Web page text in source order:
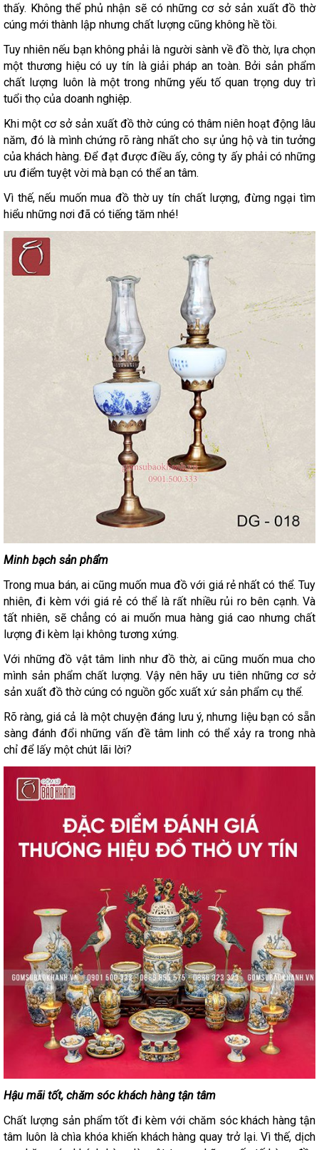
thấy. Không thể phủ nhận sẽ có những cơ sở sản xuất đồ thờ
cúng mới thành lập nhưng chất lượng cũng không hề tồi.
Tuy nhiên nếu bạn không phải là người sành về đồ thờ, lựa chọn
một thương hiệu có uy tín là giải pháp an toàn. Bởi sản phẩm
chất lượng luôn là một trong những yếu tố quan trọng duy trì
tuổi thọ của doanh nghiệp.
Khi một cơ sở sản xuất đồ thờ cúng có thâm niên hoạt động lâu
năm, đó là mình chứng rõ ràng nhất cho sự ủng hộ và tin tưởng
của khách hàng. Để đạt được điều ấy, công ty ấy phải có những
ưu điểm tuyệt vời mà bạn có thể an tâm.
Vì thế, nếu muốn mua đồ thờ uy tín chất lượng, đừng ngại tìm
hiểu những nơi đã có tiếng tăm nhé!
Minh bạch sản phẩm
Trong mua bán, ai cũng muốn mua đồ với giá rẻ nhất có thể. Tuy
nhiên, đi kèm với giá rẻ có thể là rất nhiều rủi ro bên cạnh. Và
tất nhiên, sẽ chẳng có ai muốn mua hàng giá cao nhưng chất
lượng đi kèm lại không tương xứng.
Với những đồ vật tâm linh như đồ thờ, ai cũng muốn mua cho
mình sản phẩm chất lượng. Vậy nên hãy ưu tiên những cơ sở
sản xuất đồ thờ cúng có nguồn gốc xuất xứ sản phẩm cụ thể.
Rõ ràng, giá cả là một chuyện đáng lưu ý, nhưng liệu bạn có sẵn
sàng đánh đổi những vấn đề tâm linh có thể xảy ra trong nhà
chỉ để lấy một chút lãi lời?
Hậu mãi tốt, chăm sóc khách hàng tận tâm
Chất lượng sản phẩm tốt đi kèm với chăm sóc khách hàng tận
tâm luôn là chìa khóa khiến khách hàng quay trở lại. Vì thế, dịch